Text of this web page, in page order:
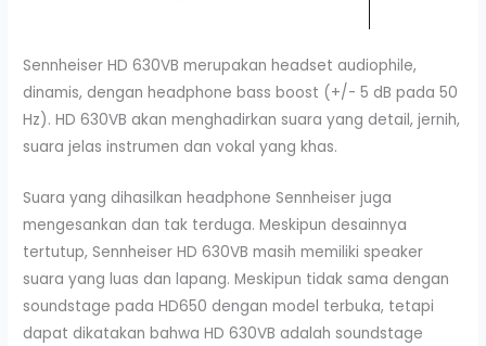
Sennheiser HD 630VB merupakan headset audiophile,
dinamis, dengan headphone bass boost (+/- 5 dB pada 50
Hz). HD 630VB akan menghadirkan suara yang detail, jernih,
suara jelas instrumen dan vokal yang khas.
Suara yang dihasilkan headphone Sennheiser juga
mengesankan dan tak terduga. Meskipun desainnya
tertutup, Sennheiser HD 630VB masih memiliki speaker
suara yang luas dan lapang. Meskipun tidak sama dengan
soundstage pada HD650 dengan model terbuka, tetapi
dapat dikatakan bahwa HD 630VB adalah soundstage